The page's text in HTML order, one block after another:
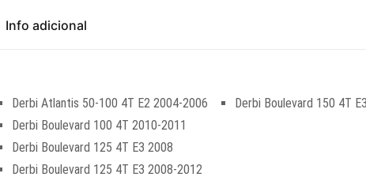
Info adicional
Derbi Atlantis 50-100 4T E2 2004-2006
Derbi Boulevard 100 4T 2010-2011
Derbi Boulevard 125 4T E3 2008
Derbi Boulevard 125 4T E3 2008-2012
Derbi Boulevard 150 4T